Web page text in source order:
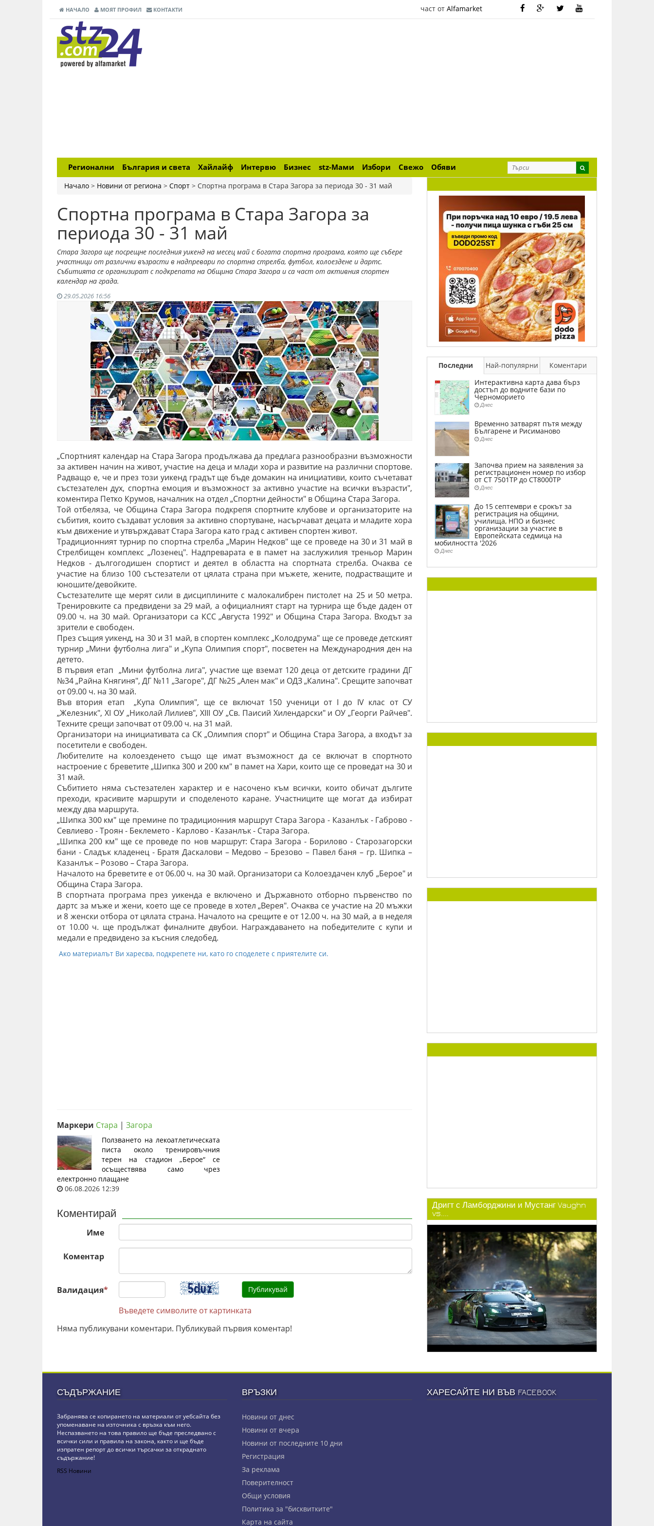
НАЧАЛО МОЯТ ПРОФИЛ КОНТАКТИ част от Alfamarket
Регионални България и света Хайлайф Интервю Бизнес stz-Мами Избори Свежо Обяви
Начало > Новини от региона > Спорт > Спортна програма в Стара Загора за периода 30 - 31 май
Спортна програма в Стара Загора за
периода 30 - 31 май
Стара Загора ще посрещне последния уикенд на месец май с богата спортна програма, която ще събере
участници от различни възрасти в надпревари по спортна стрелба, футбол, колоездене и дартс.
Събитията се организират с подкрепата на Община Стара Загора и са част от активния спортен
календар на града.
29.05.2026 16:56
„Спортният календар на Стара Загора продължава да предлага разнообразни възможности
за активен начин на живот, участие на деца и млади хора и развитие на различни спортове.
Радващо е, че и през този уикенд градът ще бъде домакин на инициативи, които съчетават
състезателен дух, спортна емоция и възможност за активно участие на всички възрасти",
коментира Петко Крумов, началник на отдел „Спортни дейности" в Община Стара Загора.
Той отбеляза, че Община Стара Загора подкрепя спортните клубове и организаторите на
събития, които създават условия за активно спортуване, насърчават децата и младите хора
към движение и утвърждават Стара Загора като град с активен спортен живот.
Традиционният турнир по спортна стрелба „Марин Недков" ще се проведе на 30 и 31 май в
Стрелбищен комплекс „Лозенец". Надпреварата е в памет на заслужилия треньор Марин
Недков - дългогодишен спортист и деятел в областта на спортната стрелба. Очаква се
участие на близо 100 състезатели от цялата страна при мъжете, жените, подрастващите и
юношите/девойките.
Състезателите ще мерят сили в дисциплините с малокалибрен пистолет на 25 и 50 метра.
Тренировките са предвидени за 29 май, а официалният старт на турнира ще бъде даден от
09.00 ч. на 30 май. Организатори са КСС „Августа 1992" и Община Стара Загора. Входът за
зрители е свободен.
През същия уикенд, на 30 и 31 май, в спортен комплекс „Колодрума" ще се проведе детският
турнир „Мини футболна лига" и „Купа Олимпия спорт", посветен на Международния ден на
детето.
В първия етап „Мини футболна лига", участие ще вземат 120 деца от детските градини ДГ
№34 „Райна Княгиня", ДГ №11 „Загоре", ДГ №25 „Ален мак" и ОДЗ „Калина". Срещите започват
от 09.00 ч. на 30 май.
Във втория етап „Купа Олимпия", ще се включат 150 ученици от I до IV клас от СУ
„Железник", XI ОУ „Николай Лилиев", XIII ОУ „Св. Паисий Хилендарски" и ОУ „Георги Райчев".
Техните срещи започват от 09.00 ч. на 31 май.
Организатори на инициативата са СК „Олимпия спорт" и Община Стара Загора, а входът за
посетители е свободен.
Любителите на колоезденето също ще имат възможност да се включат в спортното
настроение с бреветите „Шипка 300 и 200 км" в памет на Хари, които ще се проведат на 30 и
31 май.
Събитието няма състезателен характер и е насочено към всички, които обичат дългите
преходи, красивите маршрути и споделеното каране. Участниците ще могат да избират
между два маршрута.
„Шипка 300 км" ще премине по традиционния маршрут Стара Загора - Казанлък - Габрово -
Севлиево - Троян - Беклемето - Карлово - Казанлък - Стара Загора.
„Шипка 200 км" ще се проведе по нов маршрут: Стара Загора - Борилово - Старозагорски
бани - Сладък кладенец - Братя Даскалови – Медово – Брезово – Павел баня – гр. Шипка –
Казанлък – Розово – Стара Загора.
Началото на бреветите е от 06.00 ч. на 30 май. Организатори са Колоездачен клуб „Берое" и
Община Стара Загора.
В спортната програма през уикенда е включено и Държавното отборно първенство по
дартс за мъже и жени, което ще се проведе в хотел „Верея". Очаква се участие на 20 мъжки
и 8 женски отбора от цялата страна. Началото на срещите е от 12.00 ч. на 30 май, а в неделя
от 10.00 ч. ще продължат финалните двубои. Награждаването на победителите с купи и
медали е предвидено за късния следобед.
Ако материалът Ви харесва, подкрепете ни, като го споделете с приятелите си.
Маркери Стара | Загора
Ползването на лекоатлетическата
писта около тренировъчния
терен на стадион „Берое“ се
осъществява само чрез
електронно плащане
06.08.2026 12:39
Коментирай
Име
Коментар
Валидация*
Въведете символите от картинката
Няма публикувани коментари. Публикувай първия коментар!
Последни Най-популярни
Коментари
Интерактивна карта дава бърз
достъп до водните бази по
Черноморието
Днес
Временно затварят пътя между
Българене и Рисиманово
Днес
Започва прием на заявления за
регистрационен номер по избор
от СТ 7501ТР до СТ8000ТР
Днес
До 15 септември е срокът за
регистрация на общини,
училища, НПО и бизнес
организации за участие в
Европейската седмица на
мобилността '2026
Днес
Дригт с Ламборджини и Мустанг Vaughn
vs....
СЪДЪРЖАНИЕ
Забранява се копирането на материали от уебсайта без
упоменаване на източника с връзка към него.
Неспазването на това правило ще бъде преследвано с
всички сили и правила на закона, както и ще бъде
изпратен репорт до всички търсачки за откраднато
съдържание!
RSS Новини
ВРЪЗКИ
Новини от днес
Новини от вчера
Новини от последните 10 дни
Регистрация
За реклама
Πoвepитeлнocт
Общи условия
Политика за "бисквитките"
Карта на сайта
ХАРЕСАЙТЕ НИ ВЪВ FACEBOOK